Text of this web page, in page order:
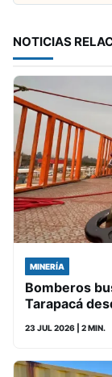
NOTICIAS
MINERÍA
Bomberos
Tarapacá
23 JUL 2026 | 2 MIN.